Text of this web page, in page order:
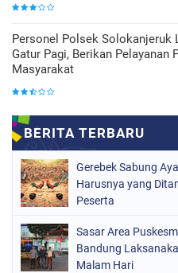
Personel Polsek Solokanjeruk
Gatur Pagi, Berikan Pelayanan
Masyarakat
Gerebek Sabung
Harusnya yang
Peserta
Sasar Area
Bandung
Malam Hari